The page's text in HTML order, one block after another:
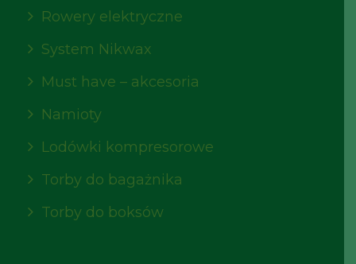
Rowery elektryczne
System Nikwax
Must have – akcesoria
Namioty
Lodówki kompresorowe
Torby do bagażnika
Torby do boksów